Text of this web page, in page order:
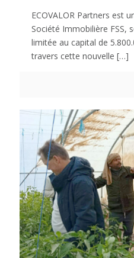
ECOVALOR Partners est
Société Immobilière FSS,
limitée au capital de
travers cette nouvelle […]